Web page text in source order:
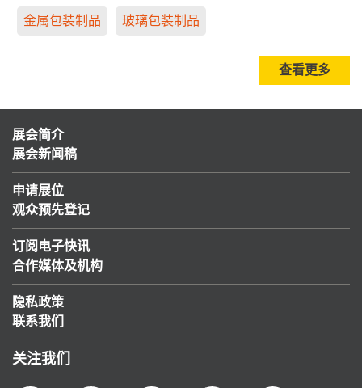
金属包装制品 玻璃包装制品
查看更多
展会简介
展会新闻稿
申请展位
观众预先登记
订阅电子快讯
合作媒体及机构
隐私政策
联系我们
关注我们